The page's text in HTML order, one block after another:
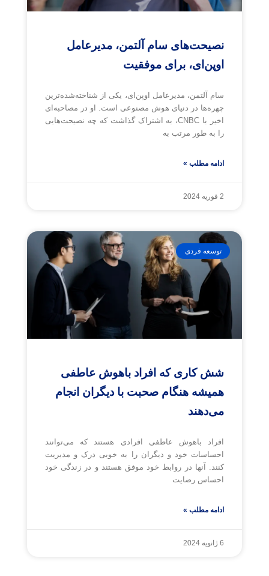
نصیحت‌های سام آلتمن، مدیرعامل
اوپن‌ای، برای موفقیت
سام آلتمن، مدیرعامل اوپن‌ای، یکی از شناخته‌شده‌ترین
چهره‌ها در دنیای هوش مصنوعی است. او در مصاحبه‌ای
اخیر با CNBC، به اشتراک گذاشت که چه نصیحت‌هایی
را به طور مرتب به
ادامه مطلب »
2 فوریه 2024
توسعه فردی
شش کاری که افراد باهوش عاطفی
همیشه هنگام صحبت با دیگران انجام
می‌دهند
افراد باهوش عاطفی افرادی هستند که می‌توانند
احساسات خود و دیگران را به خوبی درک و مدیریت
کنند. آنها در روابط خود موفق هستند و در زندگی خود
احساس رضایت
ادامه مطلب »
6 ژانویه 2024